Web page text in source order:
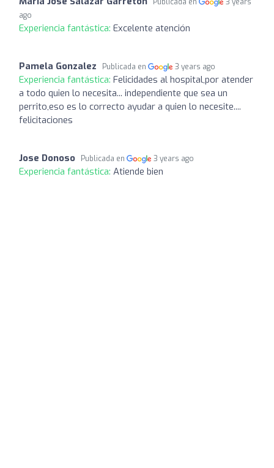
ago
Experiencia fantástica: Excelente atención
Pamela Gonzalez Publicada en 3 years ago
Experiencia fantástica: Felicidades al hospital,por atender
a todo quien lo necesita... independiente que sea un
perrito,eso es lo correcto ayudar a quien lo necesite....
felicitaciones
Jose Donoso Publicada en 3 years ago
Experiencia fantástica: Atiende bien